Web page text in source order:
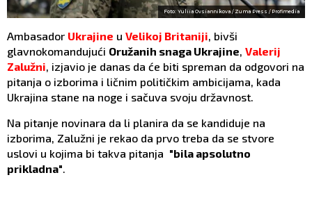
Foto: Yuliia Ovsiannikova / Zuma Press / Profimedia
Ambasador Ukrajine u Velikoj Britaniji, bivši
glavnokomandujući Oružanih snaga Ukrajine, Valerij
Zalužni, izjavio je danas da će biti spreman da odgovori na
pitanja o izborima i ličnim političkim ambicijama, kada
Ukrajina stane na noge i sačuva svoju državnost.
Na pitanje novinara da li planira da se kandiduje na
izborima, Zalužni je rekao da prvo treba da se stvore
uslovi u kojima bi takva pitanja "bila apsolutno
prikladna".